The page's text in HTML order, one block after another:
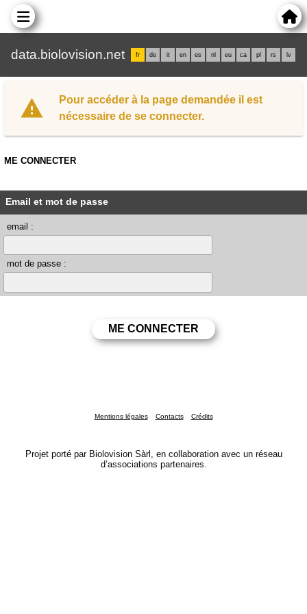
data.biolovision.net fr de it en es nl eu ca pl rs lv
Pour accéder à la page demandée il est
nécessaire de se connecter.
ME CONNECTER
Email et mot de passe
email :
mot de passe :
Mentions légales Contacts Crédits
Projet porté par Biolovision Sàrl, en collaboration avec un réseau
d’associations partenaires.